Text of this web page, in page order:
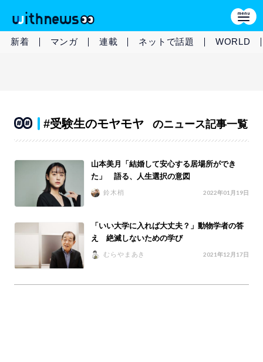
新着 マンガ 連載 ネットで話題 WORLD
#受験生のモヤモヤ のニュース記事一覧
山本美月「結婚して安心する居場所ができ
た」 語る、人生選択の意図
鈴木梢 2022年01月19日
「いい大学に入れば大丈夫？」動物学者の答
え 絶滅しないための学び
むらやまあき 2021年12月17日